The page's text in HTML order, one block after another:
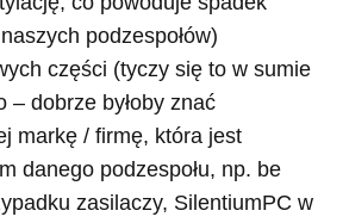
podzespołów)
części (tyczy się to w sumie
– dobrze byłoby znać
markę / firmę, która jest
danego podzespołu, np. be
zasilaczy, SilentiumPC w